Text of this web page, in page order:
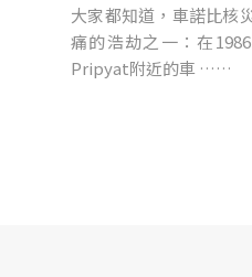
大家都知道，車諾比核
痛的浩劫之一：在
Pripyat附近的車 ……